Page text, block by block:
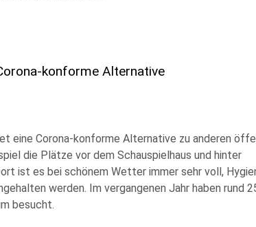
konforme Alternative
eine Corona-konforme Alternative zu anderen
die Plätze vor dem Schauspielhaus und hinter
ist es bei schönem Wetter immer sehr voll,
werden. Im vergangenen Jahr haben rund
besucht.